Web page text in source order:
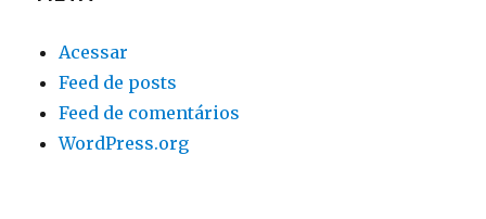
Acessar
Feed de posts
Feed de comentários
WordPress.org